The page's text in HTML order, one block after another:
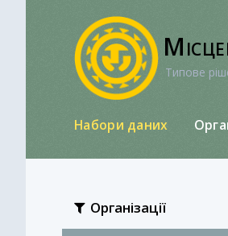
Типове
Набори даних
Організації